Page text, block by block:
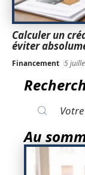
Calculer un
éviter
Financement 5
Au